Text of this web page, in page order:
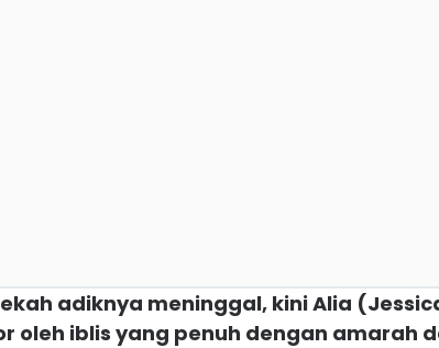
adiknya meninggal, kini Alia
oleh iblis yang penuh dengan amarah